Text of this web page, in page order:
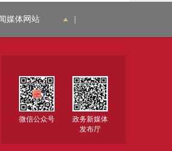
媒体网站
微信公众号
政务新媒体
发布厅